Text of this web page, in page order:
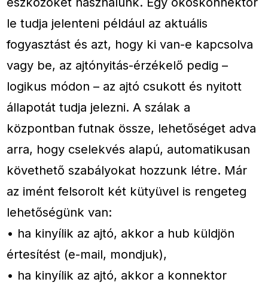
le tudja jelenteni például az aktuális
fogyasztást és azt, hogy ki van-e kapcsolva
vagy be, az ajtónyitás-érzékelő pedig –
logikus módon – az ajtó csukott és nyitott
állapotát tudja jelezni. A szálak a
központban futnak össze, lehetőséget adva
arra, hogy cselekvés alapú, automatikusan
követhető szabályokat hozzunk létre. Már
az imént felsorolt két kütyüvel is rengeteg
lehetőségünk van:
• ha kinyílik az ajtó, akkor a hub küldjön
értesítést (e-mail, mondjuk),
• ha kinyílik az ajtó, akkor a konnektor